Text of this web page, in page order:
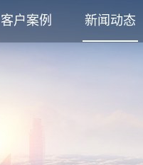
客户案例 新闻动态